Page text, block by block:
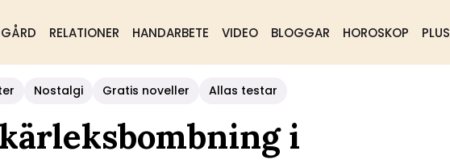
RELATIONER HANDARBETE VIDEO BLOGGAR HOROSKOP PLUS
Nostalgi Gratis noveller Allas testar
i